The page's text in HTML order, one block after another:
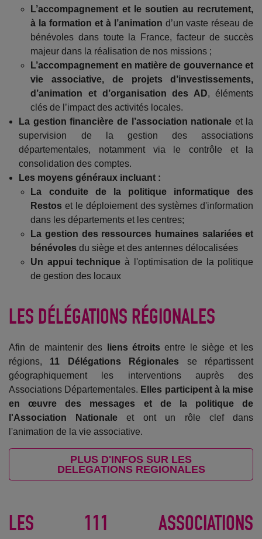
L’accompagnement et le soutien au recrutement,
à la formation et à l’animation d’un vaste réseau de
bénévoles dans toute la France, facteur de succès
majeur dans la réalisation de nos missions ;
L’accompagnement en matière de gouvernance et
vie associative, de projets d’investissements,
d’animation et d’organisation des AD, éléments
clés de l’impact des activités locales.
La gestion financière de l’association nationale et la
supervision de la gestion des associations
départementales, notamment via le contrôle et la
consolidation des comptes.
Les moyens généraux incluant :
La conduite de la politique informatique des
Restos et le déploiement des systèmes d'information
dans les départements et les centres;
La gestion des ressources humaines salariées et
bénévolesdu siège et des antennes délocalisées
Un appui techniqueà l'optimisation de la politique
de gestion des locaux
LES DÉLÉGATIONS RÉGIONALES
Afin de maintenir des liens étroits entre le siège et les
régions, 11 Délégations Régionales se répartissent
géographiquement les interventions auprès des
Associations Départementales. Elles participent à la mise
en œuvre des messages et de la politique de
l'Association Nationaleet ont un rôle clef dans
l'animation de la vie associative.
PLUS D'INFOS SUR LES
DELEGATIONS REGIONALES
LES 111 ASSOCIATIONS